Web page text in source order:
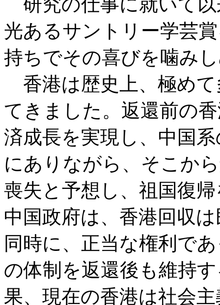
光あるサントリー学芸
持ちでその喜びを噛み
香港は歴史上、極め
てきました。返還前の
済成長を実現し、中国
にありながら、そこか
喪失と予想し、祖国復
中国政府は、香港回収
同時に、正当な権利で
の体制を返還後も維持
果、現在の香港は社会